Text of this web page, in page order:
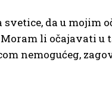
da u mojim
li očajavati
nemogućeg,